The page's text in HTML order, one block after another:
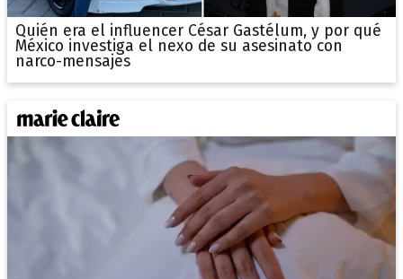
Quién era el influencer César Gastélum, y por qué
México investiga el nexo de su asesinato con
narco-mensajes